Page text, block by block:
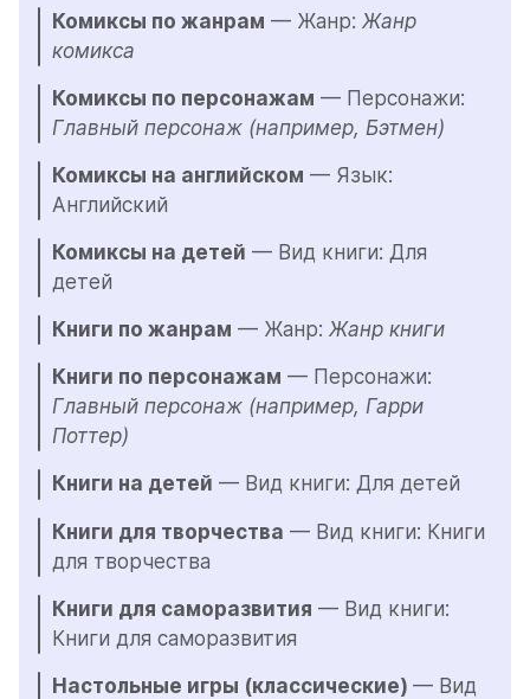
Комиксы по жанрам — Жанр: Жанр
комикса
Комиксы по персонажам
Главный персонаж (например, Бэтмен)
Комиксы на английском — Язык:
Английский
Комиксы на детей — Вид книги: Для
детей
Книги по жанрам — Жанр: Жанр книги
Книги по персонажам
Главный персонаж (например, Гарри
Поттер)
Книги на детей — Вид книги: Для детей
Книги для творчества — Вид книги: Книги
для творчества
Книги для саморазвития — Вид книги:
Книги для саморазвития
Настольные игры (классические) — Вид